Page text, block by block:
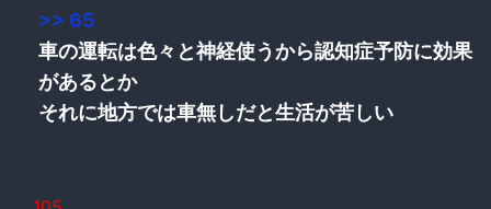
>> 65
車の運転は色々と神経使うから認知症予防に効果
があるとか
それに地方では車無しだと生活が苦しい